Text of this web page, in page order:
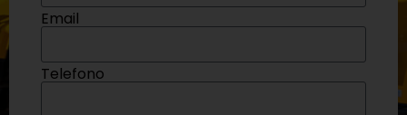
Email
Telefono